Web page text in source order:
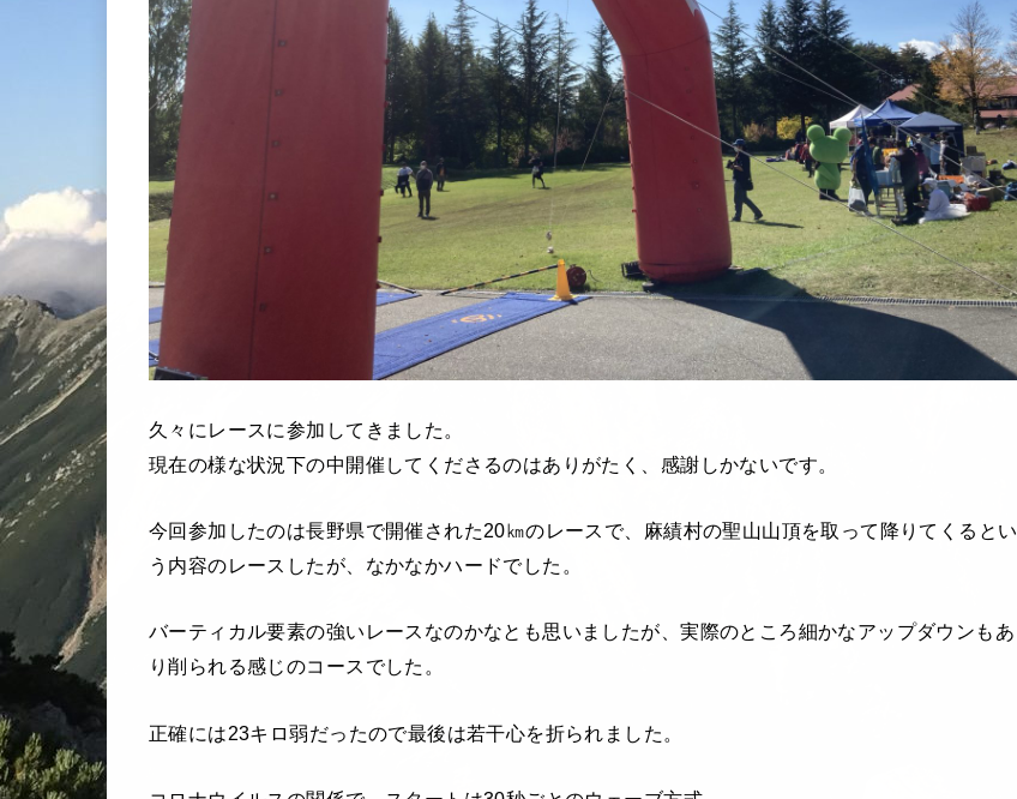
久々にレースに参加してきました。
現在の様な状況下の中開催してくださるのはありがたく、感謝しかないです。
今回参加したのは長野県で開催された20㎞のレースで、麻績村の聖山山頂を取って降りてくるとい
う内容のレースしたが、なかなかハードでした。
バーティカル要素の強いレースなのかなとも思いましたが、実際のところ細かなアップダウンもあ
り削られる感じのコースでした。
正確には23キロ弱だったので最後は若干心を折られました。